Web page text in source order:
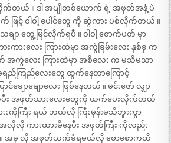
လိုက်တယ် ။ ဒါ အပျိုတစ်ယောက် ရဲ့ အဖုတ်အနံ့ ပဲ
ဖြင့် ဝါဝါ့ ပေါင်တွေ ကို ဆွဲကား ပစ်လိုက်တယ် ။
ျာ တွေ့မြင်လိုက်ရပီ ။ ဝါဝါ့ စောက်ပတ် မှာ
ကားကားလေး ကြားထဲမှာ အကွဲခြမ်းလေး နှစ်ခု က
အကွဲလေး ကြားထဲမှာ အစိလေး က မသိမသာ
ည်ကြည်လေးတွေ ထွက်နေတာကြောင့်
ချောချောလေး ဖြစ်နေတယ် ။ မင်းဇော် လျှာ
အဖုတ်သားလေးတွေကို ယက်ပေးလိုက်တယ်
အားးကိုကြီး ရယ် ဘယ်လို ကြီးမှန်းမသိဘူးကွာ
က အလိုလို ကားထားမိနေပီး အဖုတ်ကြီး ကိုလည်း
။ အခု လို အဖုတ်ယက်ခံရမယ်လို စောစောကထိ